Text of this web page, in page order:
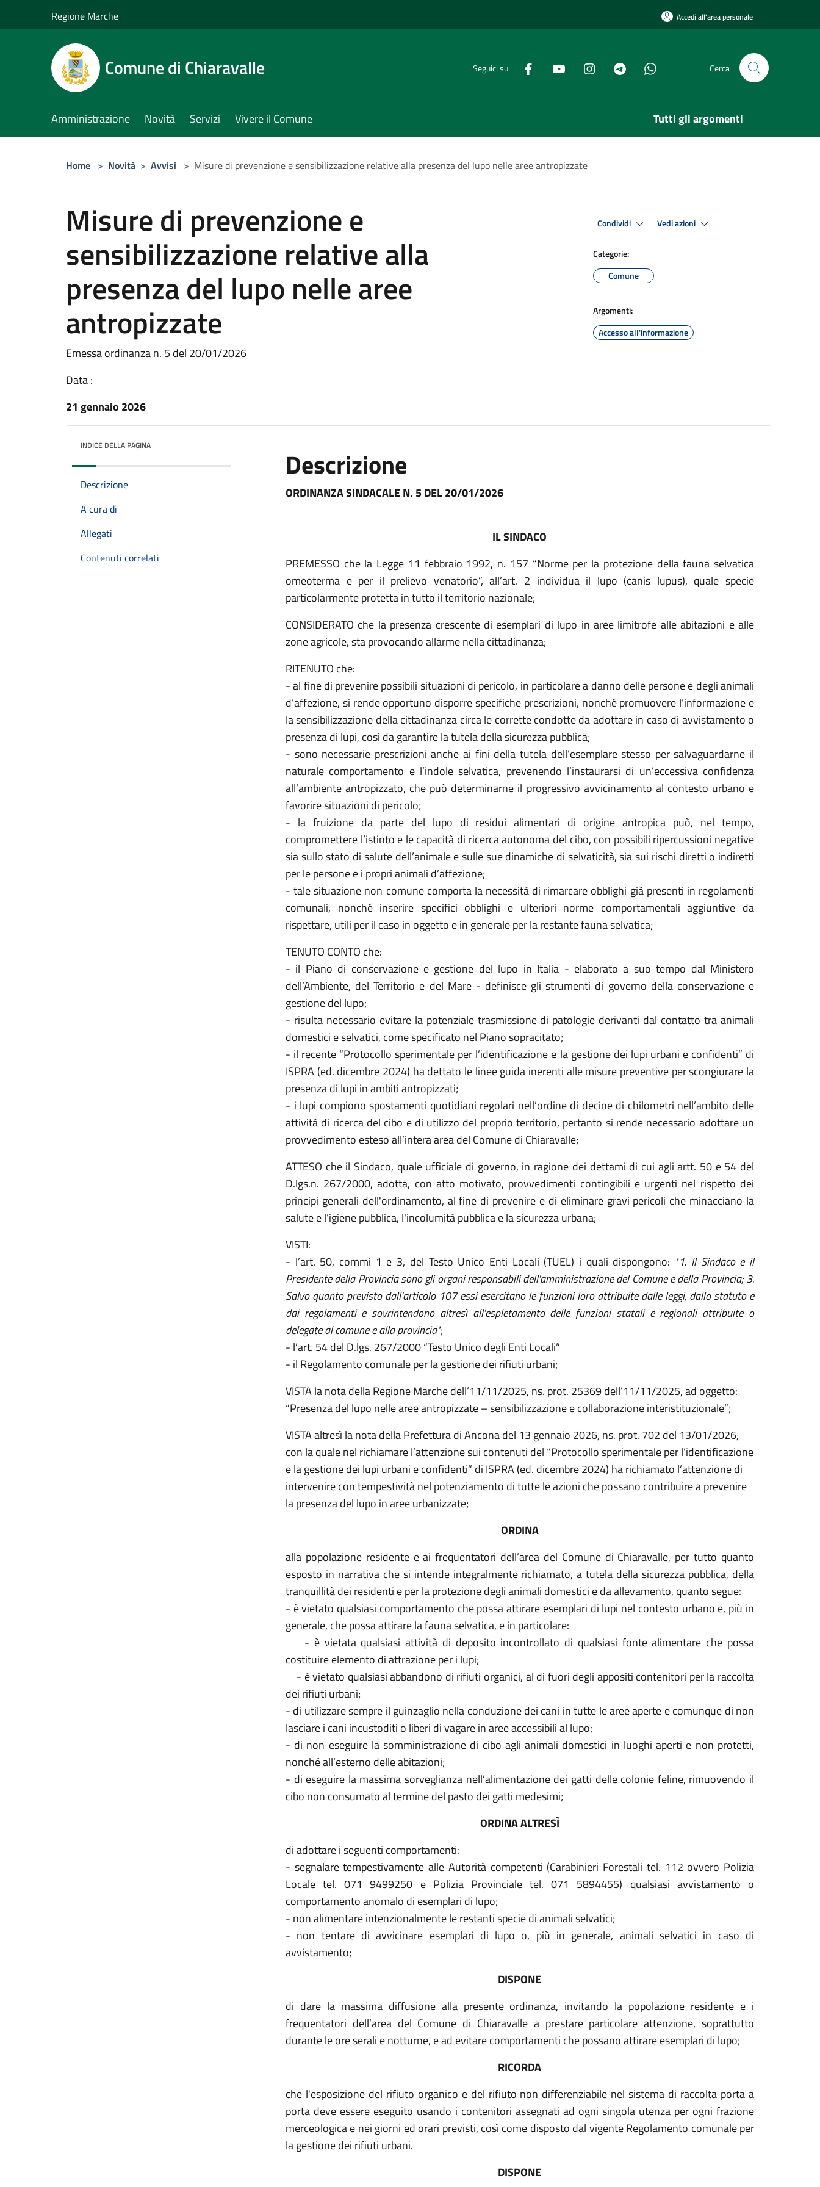
Regione Marche Accedi all'area personale
Comune di Chiaravalle Seguici su Cerca
Amministrazione Novità Servizi Vivere il Comune Tutti gli argomenti
Home > Novità > Avvisi > Misure di prevenzione e sensibilizzazione relative alla presenza del lupo nelle aree antropizzate
Misure di prevenzione e
sensibilizzazione relative alla
presenza del lupo nelle aree
antropizzate
Emessa ordinanza n. 5 del 20/01/2026
Data :
21 gennaio 2026
Condividi Vedi azioni
Categorie:
Comune
Argomenti:
Accesso all'informazione
INDICE DELLA PAGINA
Descrizione
A cura di
Allegati
Contenuti correlati
Descrizione
ORDINANZA SINDACALE N. 5 DEL 20/01/2026
IL SINDACO
PREMESSO che la Legge 11 febbraio 1992, n. 157 “Norme per la protezione della fauna selvatica
omeoterma e per il prelievo venatorio”, all’art. 2 individua il lupo (canis lupus), quale specie
particolarmente protetta in tutto il territorio nazionale;
CONSIDERATO che la presenza crescente di esemplari di lupo in aree limitrofe alle abitazioni e alle
zone agricole, sta provocando allarme nella cittadinanza;
RITENUTO che:
- al fine di prevenire possibili situazioni di pericolo, in particolare a danno delle persone e degli animali
d’affezione, si rende opportuno disporre specifiche prescrizioni, nonché promuovere l’informazione e
la sensibilizzazione della cittadinanza circa le corrette condotte da adottare in caso di avvistamento o
presenza di lupi, così da garantire la tutela della sicurezza pubblica;
- sono necessarie prescrizioni anche ai fini della tutela dell’esemplare stesso per salvaguardarne il
naturale comportamento e l’indole selvatica, prevenendo l’instaurarsi di un’eccessiva confidenza
all’ambiente antropizzato, che può determinarne il progressivo avvicinamento al contesto urbano e
favorire situazioni di pericolo;
- la fruizione da parte del lupo di residui alimentari di origine antropica può, nel tempo,
compromettere l’istinto e le capacità di ricerca autonoma del cibo, con possibili ripercussioni negative
sia sullo stato di salute dell’animale e sulle sue dinamiche di selvaticità, sia sui rischi diretti o indiretti
per le persone e i propri animali d’affezione;
- tale situazione non comune comporta la necessità di rimarcare obblighi già presenti in regolamenti
comunali, nonché inserire specifici obblighi e ulteriori norme comportamentali aggiuntive da
rispettare, utili per il caso in oggetto e in generale per la restante fauna selvatica;
TENUTO CONTO che:
- il Piano di conservazione e gestione del lupo in Italia - elaborato a suo tempo dal Ministero
dell’Ambiente, del Territorio e del Mare - definisce gli strumenti di governo della conservazione e
gestione del lupo;
- risulta necessario evitare la potenziale trasmissione di patologie derivanti dal contatto tra animali
domestici e selvatici, come specificato nel Piano sopracitato;
- il recente “Protocollo sperimentale per l’identificazione e la gestione dei lupi urbani e confidenti” di
ISPRA (ed. dicembre 2024) ha dettato le linee guida inerenti alle misure preventive per scongiurare la
presenza di lupi in ambiti antropizzati;
- i lupi compiono spostamenti quotidiani regolari nell’ordine di decine di chilometri nell’ambito delle
attività di ricerca del cibo e di utilizzo del proprio territorio, pertanto si rende necessario adottare un
provvedimento esteso all’intera area del Comune di Chiaravalle;
ATTESO che il Sindaco, quale ufficiale di governo, in ragione dei dettami di cui agli artt. 50 e 54 del
D.lgs.n. 267/2000, adotta, con atto motivato, provvedimenti contingibili e urgenti nel rispetto dei
principi generali dell'ordinamento, al fine di prevenire e di eliminare gravi pericoli che minacciano la
salute e l’igiene pubblica, l'incolumità pubblica e la sicurezza urbana;
VISTI:
- l’art. 50, commi 1 e 3, del Testo Unico Enti Locali (TUEL) i quali dispongono: "1. Il Sindaco e il
Presidente della Provincia sono gli organi responsabili dell'amministrazione del Comune e della Provincia; 3.
Salvo quanto previsto dall'articolo 107 essi esercitano le funzioni loro attribuite dalle leggi, dallo statuto e
dai regolamenti e sovrintendono altresì all'espletamento delle funzioni statali e regionali attribuite o
delegate al comune e alla provincia";
- l’art. 54 del D.lgs. 267/2000 “Testo Unico degli Enti Locali”
- il Regolamento comunale per la gestione dei rifiuti urbani;
VISTA la nota della Regione Marche dell’11/11/2025, ns. prot. 25369 dell’11/11/2025, ad oggetto:
“Presenza del lupo nelle aree antropizzate – sensibilizzazione e collaborazione interistituzionale”;
VISTA altresì la nota della Prefettura di Ancona del 13 gennaio 2026, ns. prot. 702 del 13/01/2026,
con la quale nel richiamare l’attenzione sui contenuti del “Protocollo sperimentale per l’identificazione
e la gestione dei lupi urbani e confidenti” di ISPRA (ed. dicembre 2024) ha richiamato l’attenzione di
intervenire con tempestività nel potenziamento di tutte le azioni che possano contribuire a prevenire
la presenza del lupo in aree urbanizzate;
ORDINA
alla popolazione residente e ai frequentatori dell’area del Comune di Chiaravalle, per tutto quanto
esposto in narrativa che si intende integralmente richiamato, a tutela della sicurezza pubblica, della
tranquillità dei residenti e per la protezione degli animali domestici e da allevamento, quanto segue:
- è vietato qualsiasi comportamento che possa attirare esemplari di lupi nel contesto urbano e, più in
generale, che possa attirare la fauna selvatica, e in particolare:
- è vietata qualsiasi attività di deposito incontrollato di qualsiasi fonte alimentare che possa
costituire elemento di attrazione per i lupi;
- è vietato qualsiasi abbandono di rifiuti organici, al di fuori degli appositi contenitori per la raccolta
dei rifiuti urbani;
- di utilizzare sempre il guinzaglio nella conduzione dei cani in tutte le aree aperte e comunque di non
lasciare i cani incustoditi o liberi di vagare in aree accessibili al lupo;
- di non eseguire la somministrazione di cibo agli animali domestici in luoghi aperti e non protetti,
nonché all’esterno delle abitazioni;
- di eseguire la massima sorveglianza nell’alimentazione dei gatti delle colonie feline, rimuovendo il
cibo non consumato al termine del pasto dei gatti medesimi;
ORDINA ALTRESÌ
di adottare i seguenti comportamenti:
- segnalare tempestivamente alle Autorità competenti (Carabinieri Forestali tel. 112 ovvero Polizia
Locale tel. 071 9499250 e Polizia Provinciale tel. 071 5894455) qualsiasi avvistamento o
comportamento anomalo di esemplari di lupo;
- non alimentare intenzionalmente le restanti specie di animali selvatici;
- non tentare di avvicinare esemplari di lupo o, più in generale, animali selvatici in caso di
avvistamento;
DISPONE
di dare la massima diffusione alla presente ordinanza, invitando la popolazione residente e i
frequentatori dell’area del Comune di Chiaravalle a prestare particolare attenzione, soprattutto
durante le ore serali e notturne, e ad evitare comportamenti che possano attirare esemplari di lupo;
RICORDA
che l'esposizione del rifiuto organico e del rifiuto non differenziabile nel sistema di raccolta porta a
porta deve essere eseguito usando i contenitori assegnati ad ogni singola utenza per ogni frazione
merceologica e nei giorni ed orari previsti, così come disposto dal vigente Regolamento comunale per
la gestione dei rifiuti urbani.
DISPONE